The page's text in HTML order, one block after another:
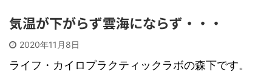
気温が下がらず雲海にならず・・・
2020年11月8日
ライフ・カイロプラクティックラボの森下です。